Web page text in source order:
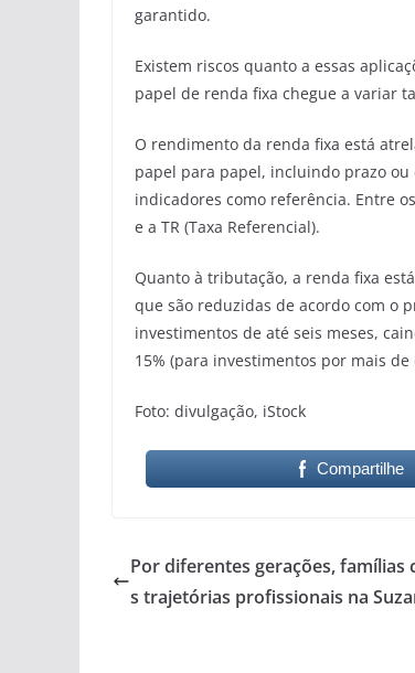
garantido.
Existem riscos quanto a essas
papel de renda fixa chegue a variar
O rendimento da renda fixa está
papel para papel, incluindo prazo
indicadores como referência. Entre
e a TR (Taxa Referencial).
Quanto à tributação, a renda fixa
que são reduzidas de acordo com o
investimentos de até seis meses,
15% (para investimentos por mais de
Foto: divulgação, iStock
Compartilhe
Por diferentes gerações, famílias
s trajetórias profissionais na